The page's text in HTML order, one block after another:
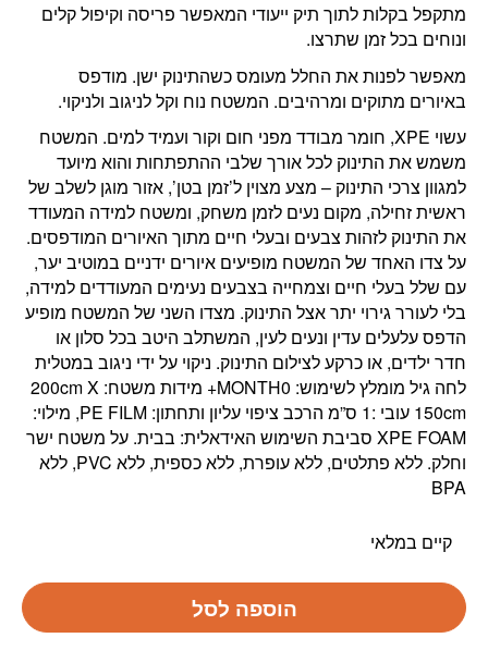
מתקפל בקלות לתוך תיק ייעודי המאפשר פריסה וקיפול קלים
ונוחים בכל זמן שתרצו.
מאפשר לפנות את החלל מעומס כשהתינוק ישן. מודפס
באיורים מתוקים ומרהיבים. המשטח נוח וקל לניגוב ולניקוי.
עשוי XPE, חומר מבודד מפני חום וקור ועמיד למים. המשטח
משמש את התינוק לכל אורך שלבי ההתפתחות והוא מיועד
למגוון צרכי התינוק – מצע מצוין ל’זמן בטן’, אזור מוגן לשלב של
ראשית זחילה, מקום נעים לזמן משחק, ומשטח למידה המעודד
את התינוק לזהות צבעים ובעלי חיים מתוך האיורים המודפסים.
על צדו האחד של המשטח מופיעים איורים ידניים במוטיב יער,
עם שלל בעלי חיים וצמחייה בצבעים נעימים המעודדים למידה,
בלי לעורר גירוי יתר אצל התינוק. מצדו השני של המשטח מופיע
הדפס עלעלים עדין ונעים לעין, המשתלב היטב בכל סלון או
חדר ילדים, או כרקע לצילום התינוק. ניקוי על ידי ניגוב במטלית
לחה גיל מומלץ לשימוש: MONTH0+ מידות משטח: 200cm X
150cm עובי :1 ס”מ הרכב ציפוי עליון ותחתון: PE FILM, מילוי:
XPE FOAM סביבת השימוש האידאלית: בבית. על משטח ישר
וחלק. ללא פתלטים, ללא עופרת, ללא כספית, ללא PVC, ללא
BPA
קיים במלאי
הוספה לסל